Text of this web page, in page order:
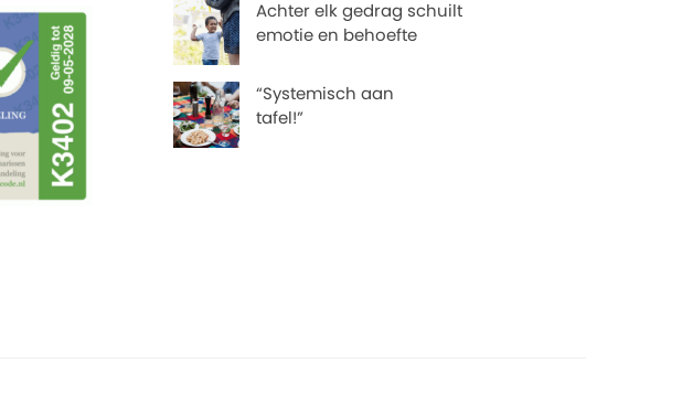
Achter elk gedrag schuilt
emotie en behoefte
“Systemisch aan
tafel!”